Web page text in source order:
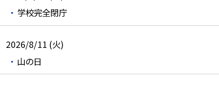
学校完全閉庁
2026/8/11 (火)
山の日